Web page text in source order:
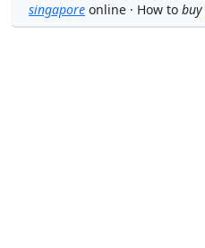
singapore online · How to buy